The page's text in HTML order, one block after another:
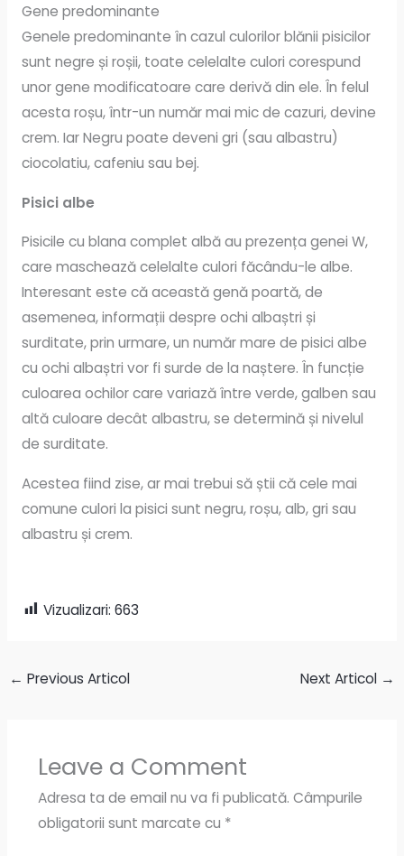
Gene predominante
Genele predominante în cazul culorilor blănii pisicilor
sunt negre și roșii, toate celelalte culori corespund
unor gene modificatoare care derivă din ele. În felul
acesta roșu, într-un număr mai mic de cazuri, devine
crem. Iar Negru poate deveni gri (sau albastru)
ciocolatiu, cafeniu sau bej.
Pisici albe
Pisicile cu blana complet albă au prezența genei W,
care maschează celelalte culori făcându-le albe.
Interesant este că această genă poartă, de
asemenea, informații despre ochi albaștri și
surditate, prin urmare, un număr mare de pisici albe
cu ochi albaștri vor fi surde de la naștere. În funcție
culoarea ochilor care variază între verde, galben sau
altă culoare decât albastru, se determină și nivelul
de surditate.
Acestea fiind zise, ar mai trebui să știi că cele mai
comune culori la pisici sunt negru, roșu, alb, gri sau
albastru și crem.
Vizualizari: 663
← Previous Articol Next Articol →
Leave a Comment
Adresa ta de email nu va fi publicată. Câmpurile
obligatorii sunt marcate cu *